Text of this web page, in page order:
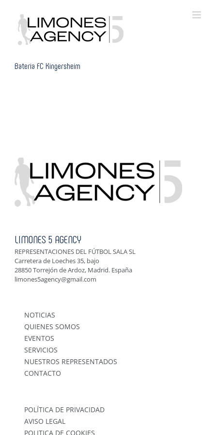
content
Bateria FC Kingersheim
LIMONES 5 AGENCY
REPRESENTACIONES DEL FÚTBOL SALA SL
Carretera de Loeches 35, bajo
28850 Torrejón de Ardoz, Madrid. España
limones5agency@gmail.com
NOTICIAS
QUIENES SOMOS
EVENTOS
SERVICIOS
NUESTROS REPRESENTADOS
CONTACTO
POLÍTICA DE PRIVACIDAD
AVISO LEGAL
POLITICA DE COOKIES